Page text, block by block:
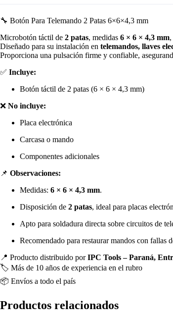
🔧 Botón Para Telemando 2 Patas 6×6×4,3 mm
Microbotón táctil de 2 patas, medidas 6 × 6 × 4,3 mm
Diseñado para su instalación en telemandos, llaves
Proporciona una pulsación firme y confiable,
✅ Incluye:
Botón táctil de 2 patas (6 × 6 × 4,3 mm)
❌ No incluye:
Placa electrónica
Carcasa o mando
Componentes adicionales
📌 Observaciones:
Medidas: 6 × 6 × 4,3 mm.
Disposición de 2 patas, ideal para placas
Apto para soldadura directa sobre circuitos de
Recomendado para restaurar mandos con fallas
📍 Producto distribuido porIPC Tools – Paraná,
🏷️ Más de 10 años de experiencia en el rubro
📦 Envíos a todo el país
Productos relacionados